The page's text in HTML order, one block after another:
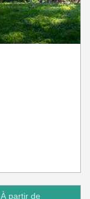
À partir de